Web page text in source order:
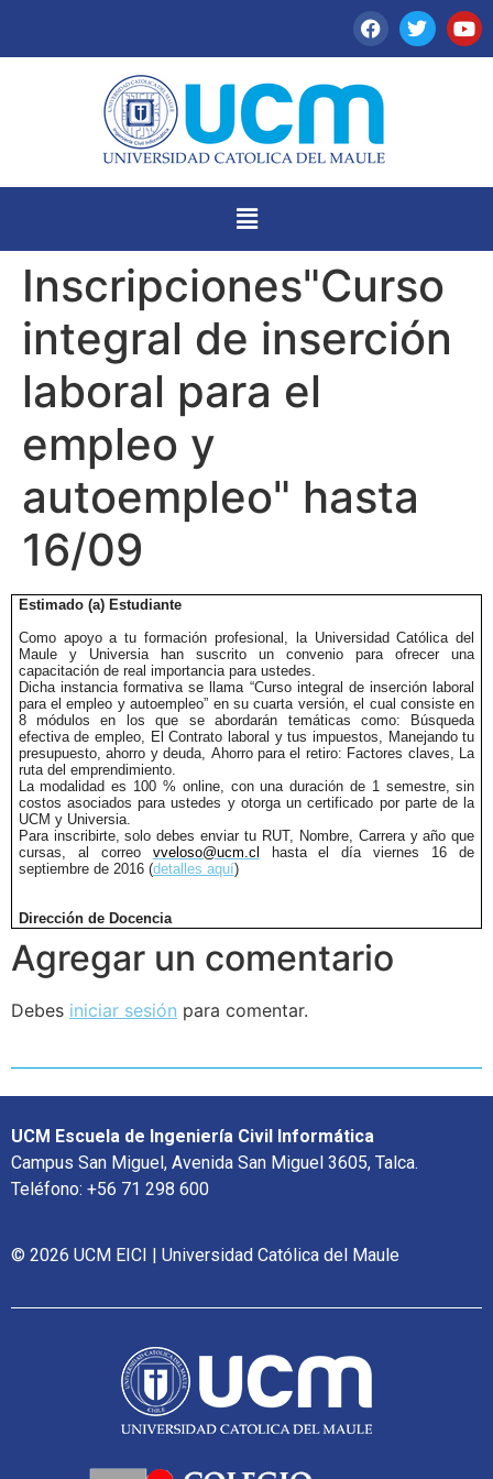
Inscripciones"Curso
integral de inserción
laboral para el
empleo y
autoempleo" hasta
16/09
Estimado (a) Estudiante
Como apoyo a tu formación profesional, la Universidad Católica del
Maule y Universia han suscrito un convenio para ofrecer una
capacitación de real importancia para ustedes.
Dicha instancia formativa se llama “Curso integral de inserción laboral
para el empleo y autoempleo” en su cuarta versión, el cual consiste en
8 módulos en los que se abordarán temáticas como: Búsqueda
efectiva de empleo, El Contrato laboral y tus impuestos, Manejando tu
presupuesto, ahorro y deuda, Ahorro para el retiro: Factores claves, La
ruta del emprendimiento.
La modalidad es 100 % online, con una duración de 1 semestre, sin
costos asociados para ustedes y otorga un certificado por parte de la
UCM y Universia.
Para inscribirte, solo debes enviar tu RUT, Nombre, Carrera y año que
cursas, al correo vveloso@ucm.cl hasta el
día viernes 16 de
septiembre de 2016 (detalles aquí)
Dirección de Docencia
Agregar un comentario
Debes iniciar sesión para comentar.
UCM Escuela de Ingeniería Civil Informática
Campus San Miguel, Avenida San Miguel 3605, Talca.
Teléfono: +56 71 298 600
© 2026 UCM EICI | Universidad Católica del Maule